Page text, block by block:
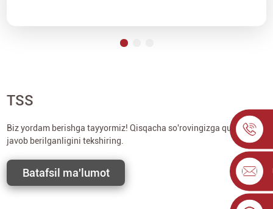
TSS
Biz yordam berishga tayyormiz! Qisqacha so'rovingizga quyida
javob berilganligini tekshiring.
Batafsil ma'lumot